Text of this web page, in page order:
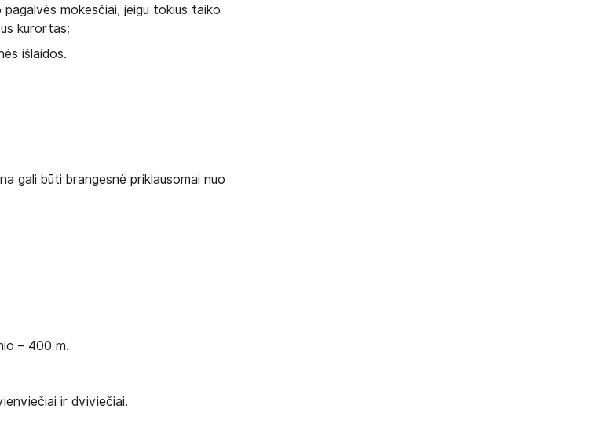
mokesčiai, jeigu tokius taiko
kurortas;
išlaidos.
gali būti brangesnė priklausomai nuo
– 400 m.
ir dviviečiai.